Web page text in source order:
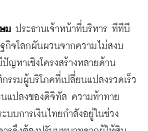
ม ประธานเจ้าหน้าที่บริหาร ทีทีบี
กิจโลกผันผวนจากความไม่สงบ
ญหาเชิงโครงสร้างหลายด้าน
รรมผู้บริโภคที่เปลี่ยนแปลงรวดเร็ว
นแปลงของดิจิทัล ความท้าทาย
บบการเงินไทยกำลังอยู่ในช่วง